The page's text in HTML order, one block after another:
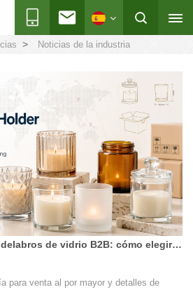
> Noticias de la industria
Guía de compra de candelabros de vidrio B2B: cómo elegir un proveedor confiable de tarros de velas de vidrio
para venta al por mayor y detalles de